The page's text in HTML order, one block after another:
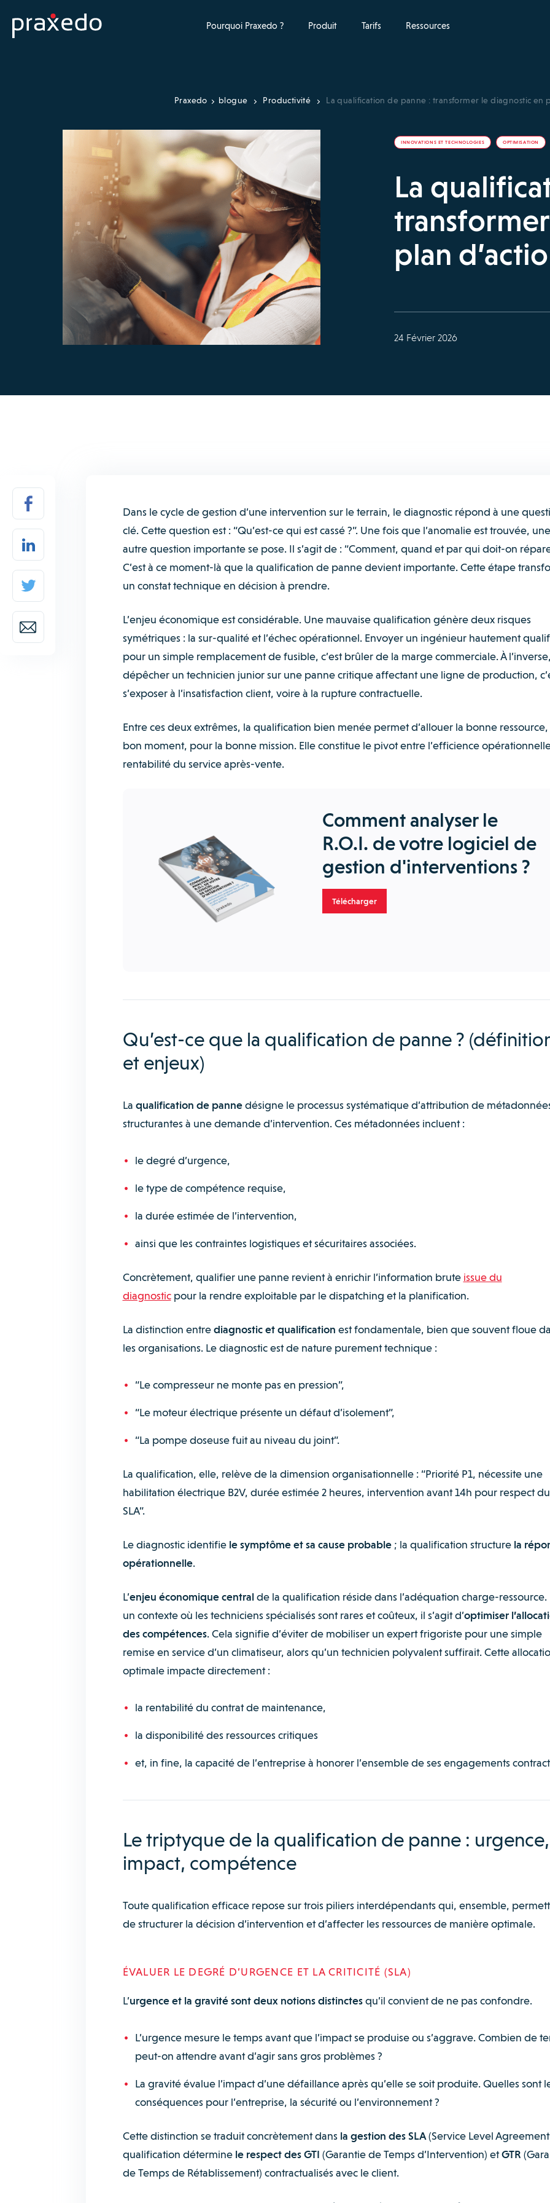
Pourquoi Praxedo ? Produit Tarifs Ressources
Praxedo blogue Productivité La qualification de panne : transformer le diagnostic en
INNOVATIONS ET TECHNOLOGIES OPTIMISATION
La
plan
24 Février 2026
Dans le cycle de gestion d’une intervention sur le terrain, le diagnostic répond à une
clé. Cette question est : “Qu’est-ce qui est cassé ?”. Une fois que l’anomalie est trouvée, une
autre question importante se pose. Il s’agit de : “Comment, quand et par qui doit-on
C’est à ce moment-là que la qualification de panne devient importante. Cette étape
un constat technique en décision à prendre.
L’enjeu économique est considérable. Une mauvaise qualification génère deux risques
symétriques : la sur-qualité et l’échec opérationnel. Envoyer un ingénieur hautement
pour un simple remplacement de fusible, c’est brûler de la marge commerciale. À
dépêcher un technicien junior sur une panne critique affectant une ligne de production,
s’exposer à l’insatisfaction client, voire à la rupture contractuelle.
Entre ces deux extrêmes, la qualification bien menée permet d’allouer la bonne ressource,
bon moment, pour la bonne mission. Elle constitue le pivot entre l’efficience
rentabilité du service après-vente.
Comment analyser le
R.O.I. de votre logiciel de
gestion d'interventions ?
Télécharger
Qu’est-ce que la qualification de panne ?
et enjeux)
La qualification de pannedésigne le processus systématique d’attribution de
structurantes à une demande d’intervention. Ces métadonnées incluent :
le degré d’urgence,
le type de compétence requise,
la durée estimée de l’intervention,
ainsi que les contraintes logistiques et sécuritaires associées.
Concrètement, qualifier une panne revient à enrichir l’information brute issue du
diagnosticpour la rendre exploitable par le dispatching et la planification.
La distinction entrediagnostic et qualification est fondamentale, bien que souvent floue
les organisations. Le diagnostic est de nature purement technique :
“Le compresseur ne monte pas en pression”,
“Le moteur électrique présente un défaut d’isolement”,
“La pompe doseuse fuit au niveau du joint”.
La qualification, elle, relève de la dimension organisationnelle : “Priorité P1, nécessite une
habilitation électrique B2V, durée estimée 2 heures, intervention avant 14h pour respect du
SLA”.
Le diagnostic identifie le symptôme et sa cause probable ; la qualification structure la
opérationnelle.
L’enjeu économique centralde la qualification réside dans l’adéquation charge-ressource.
un contexte où les techniciens spécialisés sont rares et coûteux, il s’agit d’optimiser
des compétences. Cela signifie d’éviter de mobiliser un expert frigoriste pour une simple
remise en service d’un climatiseur, alors qu’un technicien polyvalent suffirait. Cette
optimale impacte directement :
la rentabilité du contrat de maintenance,
la disponibilité des ressources critiques
et, in fine, la capacité de l’entreprise à honorer l’ensemble de ses engagements
Le triptyque de la qualification de panne : urgence,
impact, compétence
Toute qualification efficace repose sur trois piliers interdépendants qui, ensemble,
de structurer la décision d’intervention et d’affecter les ressources de manière optimale.
ÉVALUER LE DEGRÉ D’URGENCE ET LA CRITICITÉ (SLA)
L’urgence et la gravité sont deux notions distinctesqu’il convient de ne pas confondre.
L’urgence mesure le temps avant que l’impact se produise ou s’aggrave. Combien de
peut-on attendre avant d’agir sans gros problèmes ?
La gravité évalue l’impact d’une défaillance après qu’elle se soit produite. Quelles sont
conséquences pour l’entreprise, la sécurité ou l’environnement ?
Cette distinction se traduit concrètement dans la gestion des SLA(Service Level
qualification détermine le respect des GTI (Garantie de Temps d’Intervention) etGTR
de Temps de Rétablissement) contractualisés avec le client.